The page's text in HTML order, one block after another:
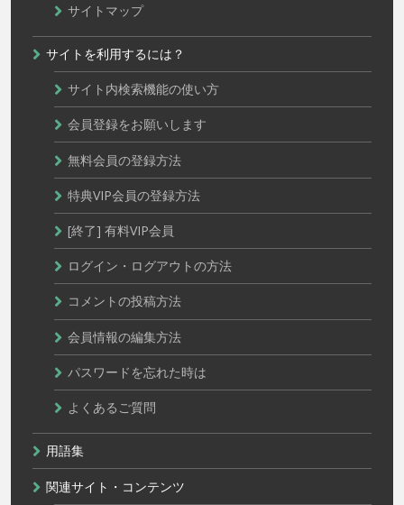
サイトマップ
サイトを利用するには？
サイト内検索機能の使い方
会員登録をお願いします
無料会員の登録方法
特典VIP会員の登録方法
[終了] 有料VIP会員
ログイン・ログアウトの方法
コメントの投稿方法
会員情報の編集方法
パスワードを忘れた時は
よくあるご質問
用語集
関連サイト・コンテンツ